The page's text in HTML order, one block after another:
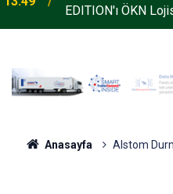
14:35
Antreposu
Anasayfa Alstom